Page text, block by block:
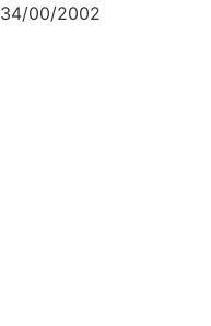
34/00/2002